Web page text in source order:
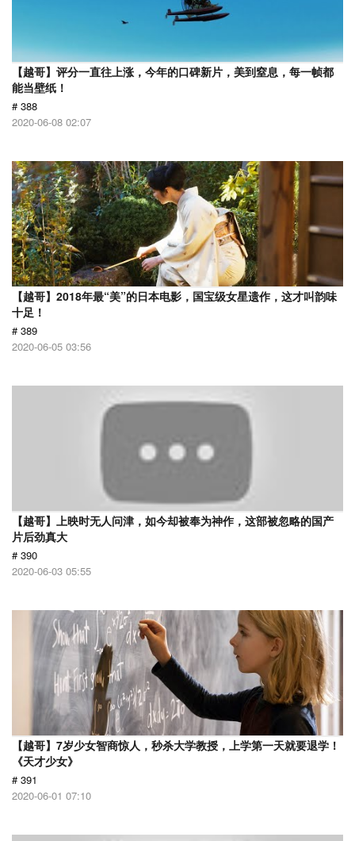
【越哥】评分一直往上涨，今年的口碑新片，美到窒息，每一帧都
能当壁纸！
# 388
2020-06-08 02:07
【越哥】2018年最“美”的日本电影，国宝级女星遗作，这才叫韵味
十足！
# 389
2020-06-05 03:56
【越哥】上映时无人问津，如今却被奉为神作，这部被忽略的国产
片后劲真大
# 390
2020-06-03 05:55
【越哥】7岁少女智商惊人，秒杀大学教授，上学第一天就要退学！
《天才少女》
# 391
2020-06-01 07:10